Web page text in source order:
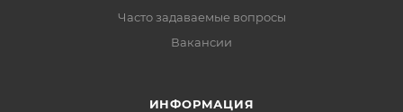
Часто задаваемые вопросы
Вакансии
ИНФОРМАЦИЯ